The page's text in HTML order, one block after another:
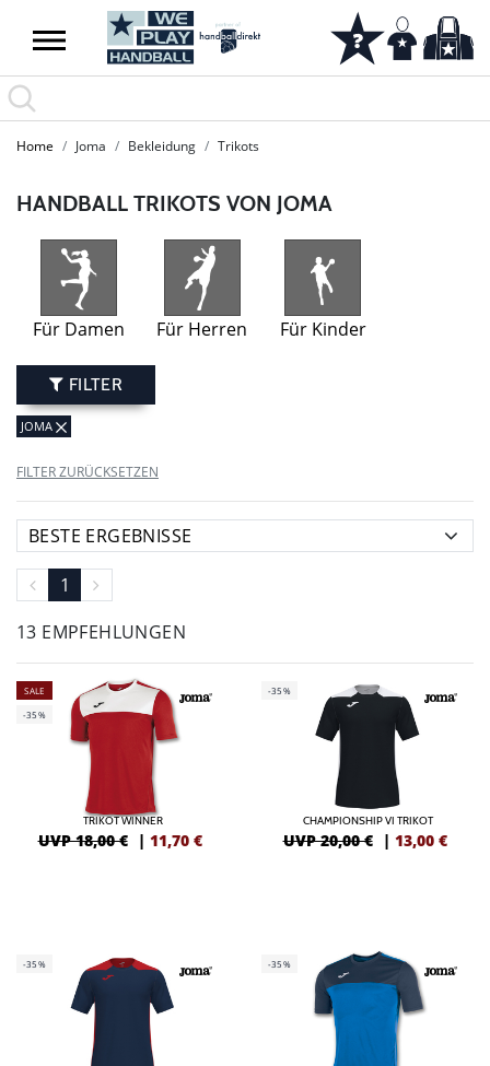
SUMMER SALE: SPARE BIS ZU 65%
Home Joma Bekleidung Trikots
HANDBALL TRIKOTS VON JOMA
Für Damen Für Herren Für Kinder
FILTER
JOMA
FILTER ZURÜCKSETZEN
1
13 EMPFEHLUNGEN
SALE
-35%
TRIKOT WINNER
UVP 18,00 € | 11,70 €
-35%
CHAMPIONSHIP VI TRIKOT
UVP 20,00 € | 13,00 €
-35% -35%